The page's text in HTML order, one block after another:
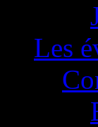
Les